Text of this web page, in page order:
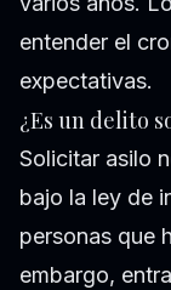
entender el
expectativas.
¿Es un delito
Solicitar asilo
bajo la ley de
personas que
embargo,